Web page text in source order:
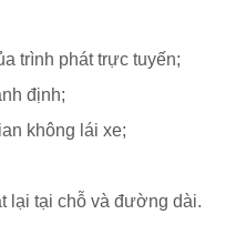
trình phát trực tuyến;
định;
không lái xe;
lại tại chỗ và đường dài.